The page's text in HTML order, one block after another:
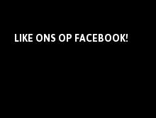
LIKE ONS OP FACEBOOK!